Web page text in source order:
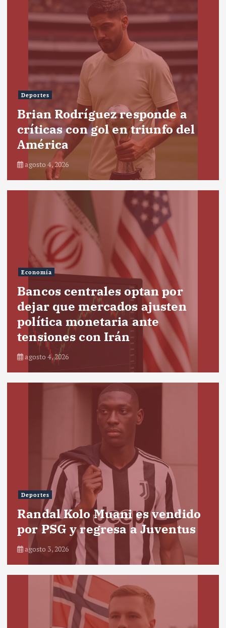
Deportes
Brian Rodríguez responde a
críticas con gol en triunfo del
América
agosto 4, 2026
Economía
Bancos centrales optan por
dejar que mercados ajusten
política monetaria ante
tensiones con Irán
agosto 4, 2026
Deportes
Randal Kolo Muani es vendido
por PSG y regresa a Juventus
agosto 3, 2026